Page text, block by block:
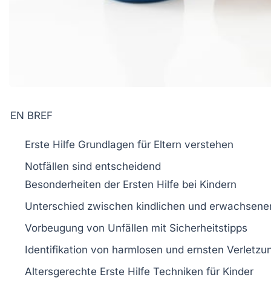
EN BREF
Erste Hilfe Grundlagen für Eltern verstehen
Notfällen sind entscheidend
Besonderheiten der Ersten Hilfe bei Kindern
Unterschied zwischen kindlichen und
Vorbeugung von Unfällen mit Sicherheitstipps
Identifikation von harmlosen und ernsten
Altersgerechte Erste Hilfe Techniken für Kinder